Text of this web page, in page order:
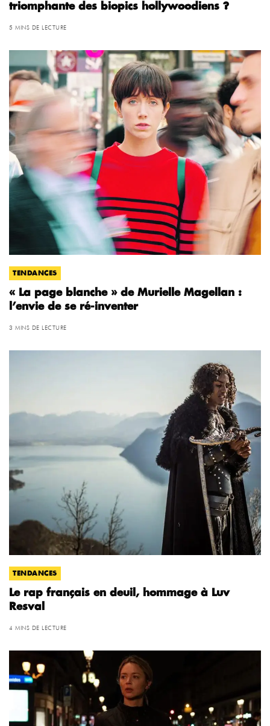
triomphante des biopics hollywoodiens ?
5 MINS DE LECTURE
TENDANCES
« La page blanche » de Murielle Magellan :
l’envie de se ré-inventer
3 MINS DE LECTURE
TENDANCES
Le rap français en deuil, hommage à Luv
Resval
4 MINS DE LECTURE